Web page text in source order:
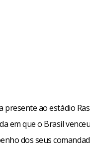
presente ao estádio
em que o Brasil
dos seus